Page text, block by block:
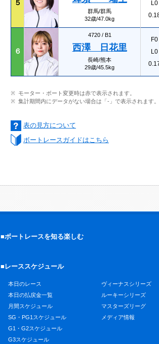
５
群馬/群馬
32歳/47.0kg
L0
６
4720 / B1
西澤 日花里
長崎/熊本
29歳/45.5kg
F0
L0
モーター・ボート変更時は赤で表示されます。
集計期間内にデータがない場合は「-」で表示されます。
表の見方について
ボートレースガイドはこちら
■ボートレースを知る楽しむ
■レーススケジュール
本日のレース
本日の払戻金一覧
月間スケジュール
SG・PG1スケジュール
G1・G2スケジュール
G3スケジュール
ヴィーナスシリーズ
ルーキーシリーズ
マスターズリーグ
メディア情報